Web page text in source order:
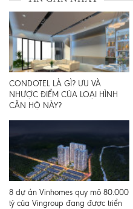
CONDOTEL LÀ GÌ? ƯU VÀ
NHƯỢC ĐIỂM CỦA LOẠI HÌNH
CĂN HỘ NÀY?
8 dự án Vinhomes quy mô 80.000
tỷ của Vingroup đang được triển